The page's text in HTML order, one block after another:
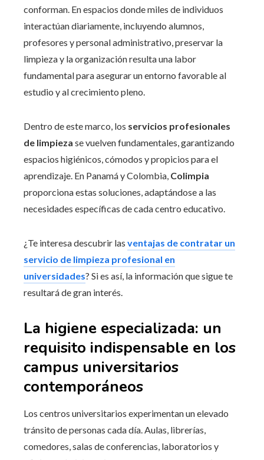
conforman. En espacios donde miles de individuos
interactúan diariamente, incluyendo alumnos,
profesores y personal administrativo, preservar la
limpieza y la organización resulta una labor
fundamental para asegurar un entorno favorable al
estudio y al crecimiento pleno.
Dentro de este marco, los servicios profesionales
de limpieza se vuelven fundamentales, garantizando
espacios higiénicos, cómodos y propicios para el
aprendizaje. En Panamá y Colombia, Colimpia
proporciona estas soluciones, adaptándose a las
necesidades específicas de cada centro educativo.
¿Te interesa descubrir las ventajas de contratar un
servicio de limpieza profesional en
universidades? Si es así, la información que sigue te
resultará de gran interés.
La higiene especializada: un
requisito indispensable en los
campus universitarios
contemporáneos
Los centros universitarios experimentan un elevado
tránsito de personas cada día. Aulas, librerías,
comedores, salas de conferencias, laboratorios y